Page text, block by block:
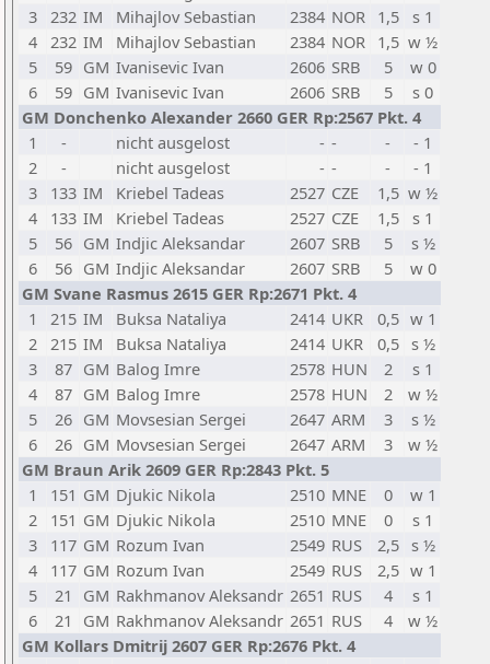
3 232 IM Mihajlov Sebastian 2384 NOR 1,5
s 1
4 232 IM Mihajlov Sebastian 2384 NOR 1,5 w ½
5
59 GM Ivanisevic Ivan 2606 SRB 5
w 0
6
59 GM Ivanisevic Ivan 2606 SRB 5
s 0
GM Donchenko Alexander 2660 GER Rp:2567 Pkt. 4
1
- nicht ausgelost - - -
- 1
2
- nicht ausgelost - - -
- 1
3
133 IM Kriebel Tadeas 2527 CZE 1,5 w ½
4
133 IM Kriebel Tadeas 2527 CZE 1,5
s 1
5
56 GM Indjic Aleksandar 2607 SRB 5
s ½
6
56 GM Indjic Aleksandar 2607 SRB 5
w 0
GM Svane Rasmus 2615 GER Rp:2671 Pkt. 4
1
215 IM Buksa Nataliya 2414 UKR 0,5 w 1
2 215 IM Buksa Nataliya 2414 UKR 0,5 s ½
3
87 GM Balog Imre 2578 HUN 2
s 1
4
87 GM Balog Imre 2578 HUN 2
w ½
5
26 GM Movsesian Sergei 2647 ARM 3
s ½
6
26 GM Movsesian Sergei 2647 ARM 3
w ½
GM Braun Arik 2609 GER Rp:2843 Pkt. 5
1
151 GM Djukic Nikola 2510 MNE 0
w 1
2
151 GM Djukic Nikola 2510 MNE 0
s 1
3
117 GM Rozum Ivan 2549 RUS 2,5
s ½
4
117 GM Rozum Ivan 2549 RUS 2,5 w 1
5
21 GM Rakhmanov Aleksandr 2651 RUS 4
s 1
6
21 GM Rakhmanov Aleksandr 2651 RUS 4
w ½
GM Kollars Dmitrij 2607 GER Rp:2676 Pkt. 4